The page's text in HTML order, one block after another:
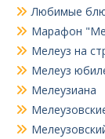
Любимые
Марафон
Мелеуз на
Мелеуз
Мелеузиана